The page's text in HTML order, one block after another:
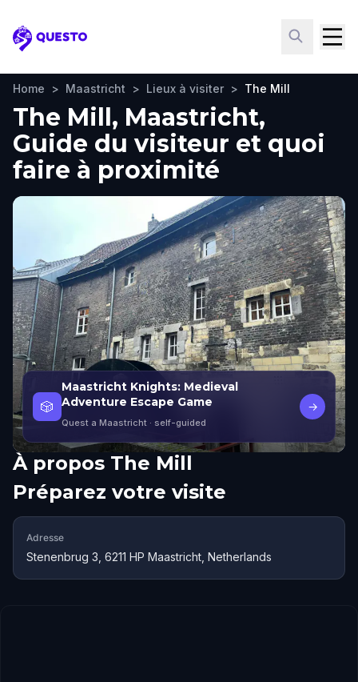
Questo
Home > Maastricht > Lieux à visiter > The Mill
The Mill, Maastricht,
Guide du visiteur et quoi
faire à proximité
🎲
Maastricht Knights: Medieval
Adventure Escape Game
Quest a Maastricht · self-guided
→
À propos The Mill
Préparez votre visite
Adresse
Stenenbrug 3, 6211 HP Maastricht, Netherlands